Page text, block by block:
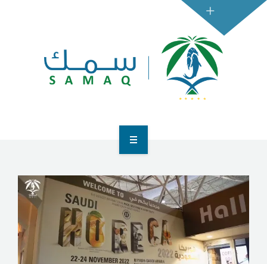
التجار
المستهلكين
تواصل معنا